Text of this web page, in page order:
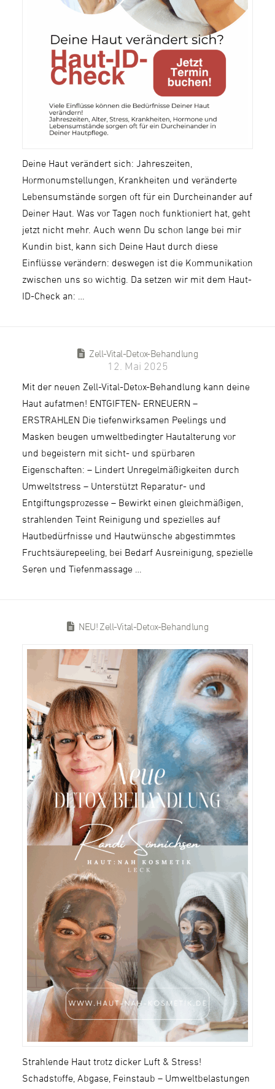
Deine Haut verändert sich: Jahreszeiten,
Hormonumstellungen, Krankheiten und veränderte
Lebensumstände sorgen oft für ein Durcheinander auf
Deiner Haut. Was vor Tagen noch funktioniert hat, geht
jetzt nicht mehr. Auch wenn Du schon lange bei mir
Kundin bist, kann sich Deine Haut durch diese
Einflüsse verändern: deswegen ist die Kommunikation
zwischen uns so wichtig. Da setzen wir mit dem Haut-
ID-Check an: …
Zell-Vital-Detox-Behandlung
12. Mai 2025
Mit der neuen Zell-Vital-Detox-Behandlung kann deine
Haut aufatmen! ENTGIFTEN- ERNEUERN –
ERSTRAHLEN Die tiefenwirksamen Peelings und
Masken beugen umweltbedingter Hautalterung vor
und begeistern mit sicht- und spürbaren
Eigenschaften: – Lindert Unregelmäßigkeiten durch
Umweltstress – Unterstützt Reparatur- und
Entgiftungsprozesse – Bewirkt einen gleichmäßigen,
strahlenden Teint Reinigung und spezielles auf
Hautbedürfnisse und Hautwünsche abgestimmtes
Fruchtsäurepeeling, bei Bedarf Ausreinigung, spezielle
Seren und Tiefenmassage …
NEU! Zell-Vital-Detox-Behandlung
Strahlende Haut trotz dicker Luft & Stress!
Schadstoffe, Abgase, Feinstaub – Umweltbelastungen